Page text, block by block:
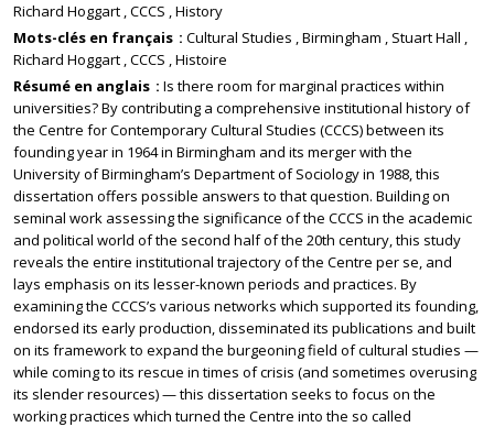
Richard Hoggart CCCS History
Mots-clés en français
Cultural Studies Birmingham
Stuart Hall
Richard Hoggart CCCS Histoire
Résumé en anglais
Is there room for marginal practices within
universities? By contributing a comprehensive institutional history of
the Centre for Contemporary Cultural Studies (CCCS) between its
founding year in 1964 in Birmingham and its merger with the
University of Birmingham’s Department of Sociology in 1988, this
dissertation offers possible answers to that question. Building on
seminal work assessing the significance of the CCCS in the academic
and political world of the second half of the 20th century, this study
reveals the entire institutional trajectory of the Centre per se, and
lays emphasis on its lesser-known periods and practices. By
examining the CCCS’s various networks which supported its founding,
endorsed its early production, disseminated its publications and built
on its framework to expand the burgeoning field of cultural studies —
while coming to its rescue in times of crisis (and sometimes overusing
its slender resources) — this dissertation seeks to focus on the
working practices which turned the Centre into the so called